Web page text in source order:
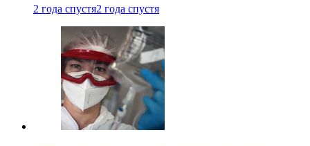
2 года спустя2 года спустя